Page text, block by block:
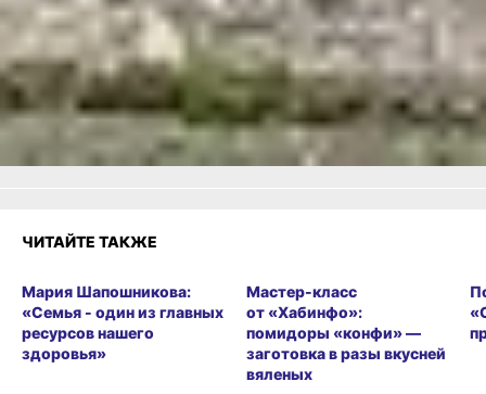
Огонь!
Супер
14
Удивило
Грустно
Разочарование
ЧИТАЙТЕ ТАКЖЕ
Мария Шапошникова:
«Семья - один из главных
ресурсов нашего
здоровья»
Мастер-класс
от «Хабинфо»:
помидоры «конфи» —
заготовка в разы вкусней
вяленых